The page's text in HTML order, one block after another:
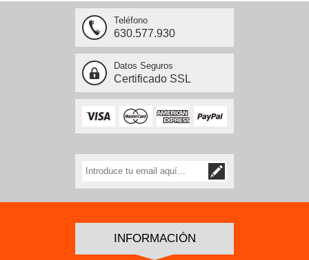
Teléfono
630.577.930
Datos Seguros
Certificado SSL
INFORMACIÓN